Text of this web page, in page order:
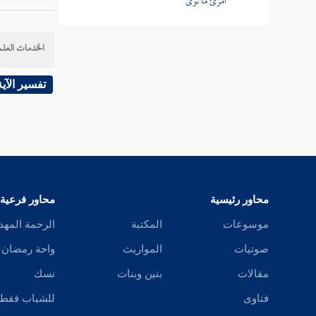
كتاب الغسل
كتاب التيمم
كتاب الصلاة
أولاد
وروى
قال
كذلك
الخدمات
تفسير
محاور رئيسية
موسوعات
صوتيات
مقالات
فتاوى
المكتبة
المواريث
بنين وبنات
محاور فرعية
الرحمة
واحة رمضان
نسك
للشباب فقط